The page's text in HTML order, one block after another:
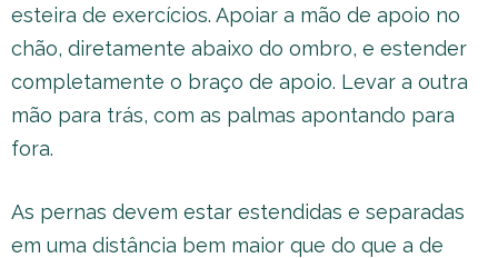
esteira de exercícios. Apoiar a mão de apoio no
chão, diretamente abaixo do ombro, e estender
completamente o braço de apoio. Levar a outra
mão para trás, com as palmas apontando para
fora.
As pernas devem estar estendidas e separadas
em uma distância bem maior que do que a de